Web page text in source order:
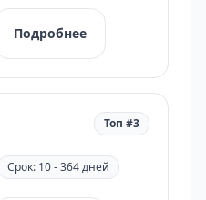
Подробнее
Топ #3
Срок: 10 - 364 дней